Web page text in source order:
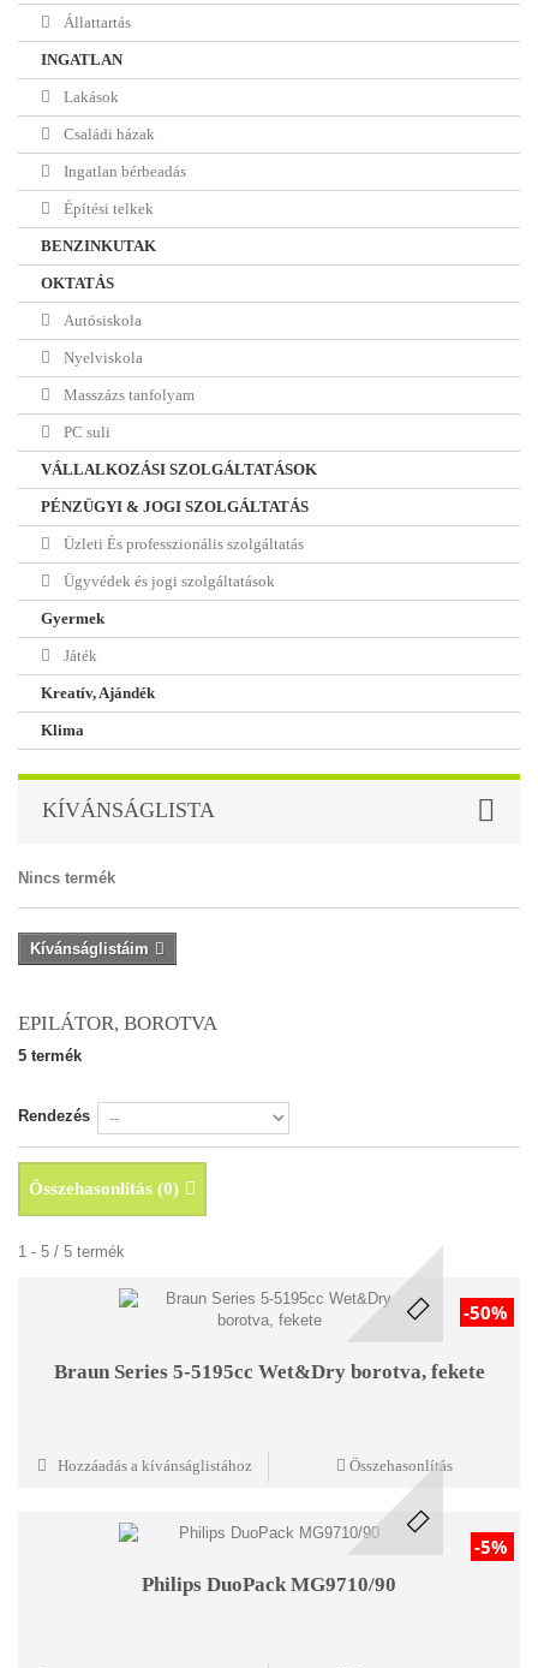
Állattartás
INGATLAN
Lakások
Családi házak
Ingatlan bérbeadás
Építési telkek
BENZINKUTAK
OKTATÁS
Autósiskola
Nyelviskola
Masszázs tanfolyam
PC suli
VÁLLALKOZÁSI SZOLGÁLTATÁSOK
PÉNZÜGYI & JOGI SZOLGÁLTATÁS
Üzleti És professzionális szolgáltatás
Ügyvédek és jogi szolgáltatások
Gyermek
Játék
Kreatív, Ajándék
Klima
KÍVÁNSÁGLISTA
Nincs termék
Kívánságlistáim
EPILÁTOR, BOROTVA
5 termék
Rendezés
Összehasonlítás (0)
1 - 5 / 5 termék
Braun Series 5-5195cc Wet&Dry borotva, fekete
-50%
Hozzáadás a kívánságlistához Összehasonlítás
Philips DuoPack MG9710/90
-5%